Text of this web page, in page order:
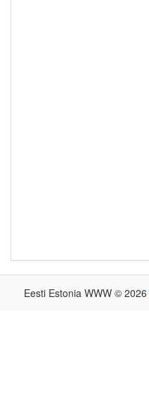
Eesti Estonia WWW © 2026